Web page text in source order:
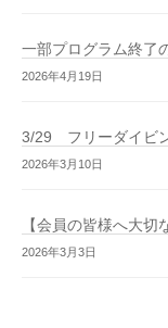
一部プログラム終了
2026年4月19日
3/29 フリーダイビ
2026年3月10日
【会員の皆様へ大切
2026年3月3日